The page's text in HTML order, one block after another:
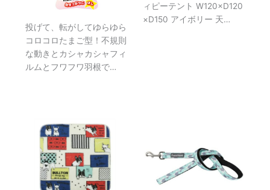
投げて、転がしてゆらゆら
コロコロたまご型！不規則
な動きとカシャカシャフィ
ルムとフワフワ羽根で…
ィピーテント W120×D120
×D150 アイボリー 天…